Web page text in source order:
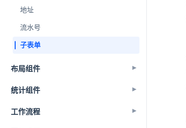
地址
流水号
子表单
布局组件 ▾
统计组件 ▾
工作流程 ▾